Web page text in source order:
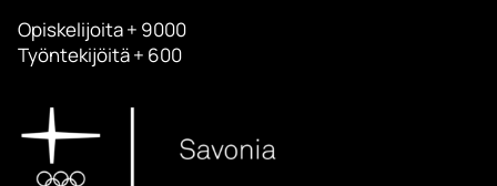
Opiskelijoita + 9000
Työntekijöitä + 600